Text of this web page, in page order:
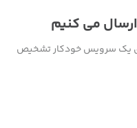
می کنیم
یک سرویس خودکار تشخیص